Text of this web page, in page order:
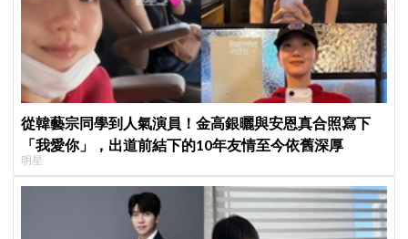
從韓藝宗同學到人氣演員！金高銀曬與安恩真合照寫下
「我愛你」，出道前結下的10年友情至今依舊深厚
明星